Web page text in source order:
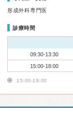
形成外科専門医
診療時間
09:30-13:30
15:00-18:00
15:00-19:00